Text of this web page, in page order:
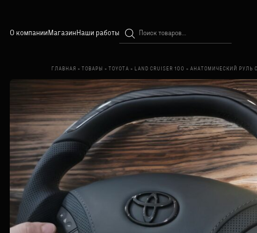
О компанииМагазинНаши работытоваров
ГЛАВНАЯ » ТОВАРЫ » TOYOTA » LAND CRUISER 100 » АНАТОМИЧЕСКИЙ РУЛЬ С